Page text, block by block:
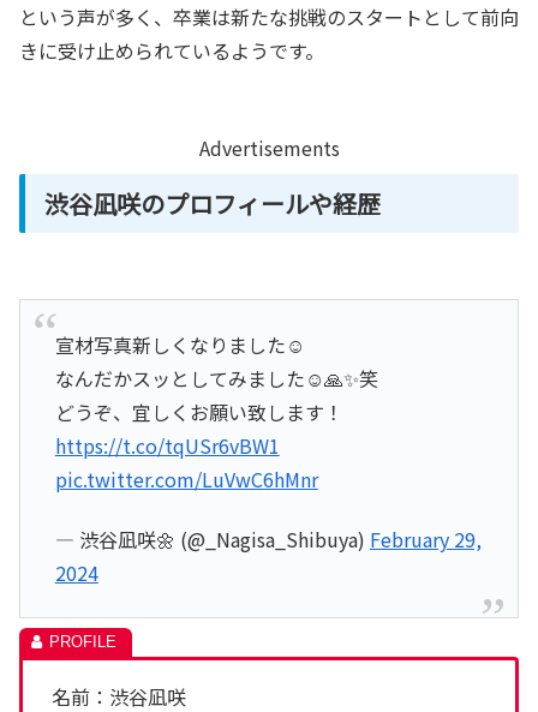
という声が多く、卒業は新たな挑戦のスタートとして前向
きに受け止められているようです。
Advertisements
渋谷凪咲のプロフィールや経歴
宣材写真新しくなりました☺️
なんだかスッとしてみました☺️🙏✨笑
どうぞ、宜しくお願い致します！
https://t.co/tqUSr6vBW1
pic.twitter.com/LuVwC6hMnr
— 渋谷凪咲🌼 (@_Nagisa_Shibuya) February 29,
2024
名前：渋谷凪咲